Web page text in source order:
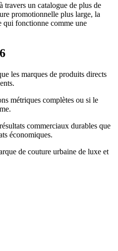
un catalogue de plus de
promotionnelle plus large, la
qui fonctionne comme une
les marques de produits directs
métriques complètes ou si le
commerciaux durables que
économiques.
de couture urbaine de luxe et